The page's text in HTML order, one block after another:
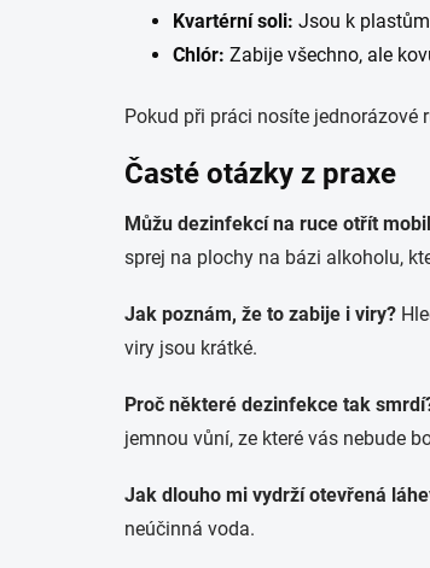
Kvartérní soli: Jsou k
Chlór: Zabije všechno, ale
Pokud při práci nosíte jednorázové
Časté otázky z praxe
Můžu dezinfekcí na ruce otřít
sprej na plochy na bázi alkoholu,
Jak poznám, že to zabije i viry?
viry jsou krátké.
Proč některé dezinfekce tak
jemnou vůní, ze které vás nebude
Jak dlouho mi vydrží otevřená
neúčinná voda.